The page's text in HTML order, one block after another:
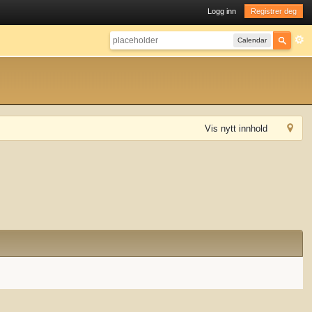
Logg inn Registrer deg
Calendar
Vis nytt innhold